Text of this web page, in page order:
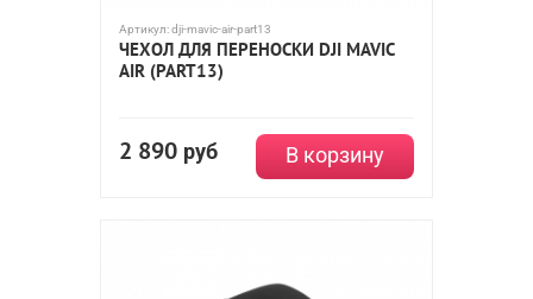
Артикул:dji-mavic-air-part13
ЧЕХОЛ ДЛЯ ПЕРЕНОСКИ DJI MAVIC
AIR (PART13)
2 890 руб В корзину